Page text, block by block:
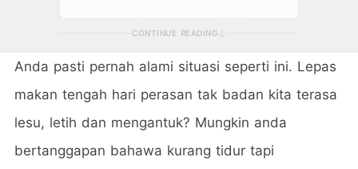
CONTINUE READING
Anda pasti pernah alami situasi seperti ini. Lepas
makan tengah hari perasan tak badan kita terasa
lesu, letih dan mengantuk? Mungkin anda
bertanggapan bahawa kurang tidur tapi